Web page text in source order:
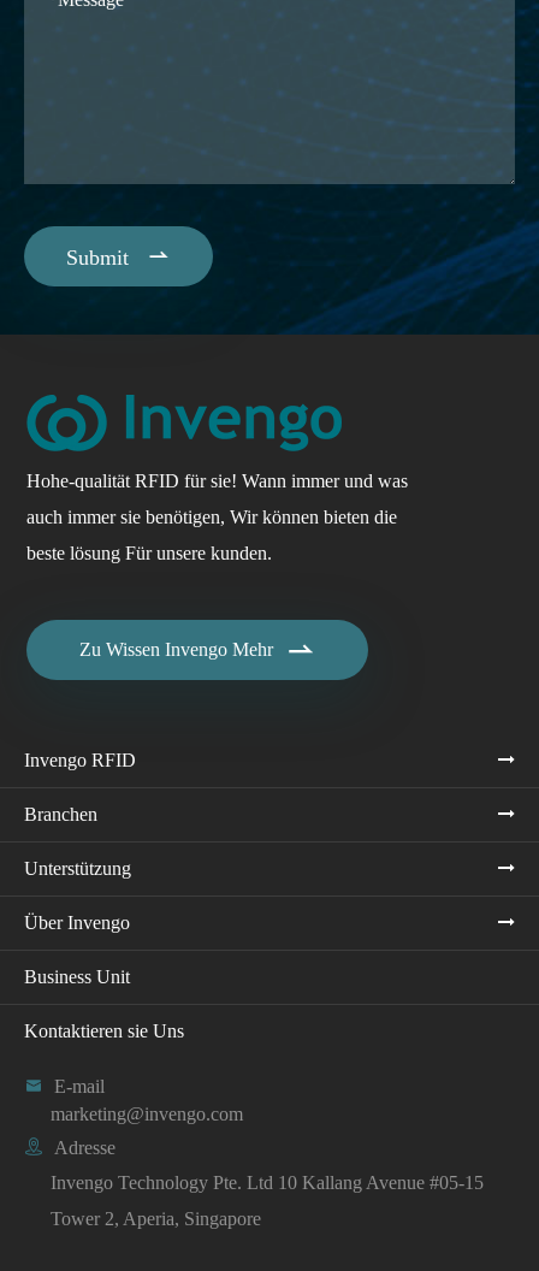
Submit 
Hohe-qualität RFID für sie! Wann immer und was
auch immer sie benötigen, Wir können bieten die
beste lösung Für unsere kunden.
Zu Wissen Invengo Mehr 
Invengo RFID
Branchen
Unterstützung
Über Invengo
Business Unit
Kontaktieren sie Uns

E-mail
marketing@invengo.com

Adresse
Invengo Technology Pte. Ltd 10 Kallang Avenue #05-15
Tower 2, Aperia, Singapore